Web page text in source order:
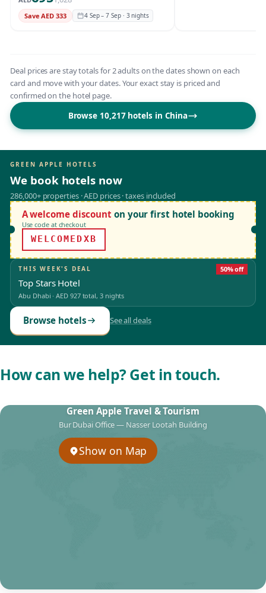
Save AED 333 4 Sep – 7 Sep · 3 nights
Deal prices are stay totals for 2 adults on the dates shown on each
card and move with your dates. Your exact stay is priced and
confirmed on the hotel page.
Browse 10,217 hotels in China
GREEN APPLE HOTELS
We book hotels now
286,000+ properties · AED prices · taxes included
A welcome discount on your first hotel booking
Use code at checkout
WELCOMEDXB
THIS WEEK'S DEAL 50% off
Top Stars Hotel
Abu Dhabi ·AED 927total, 3 nights
Browse hotels See all deals
How can we help? Get in touch.
Green Apple Travel & Tourism
Bur Dubai Office — Nasser Lootah Building
Show on Map